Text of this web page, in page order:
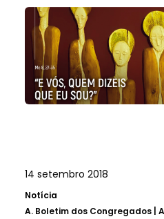
14 setembro 2018
Notícia
A. Boletim dos Congregados |